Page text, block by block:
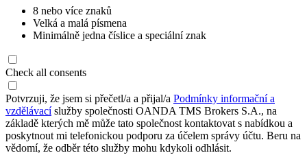
8 nebo více znaků
Velká a malá písmena
Minimálně jedna číslice a speciální znak
Check all consents
Potvrzuji, že jsem si přečetl/a a přijal/a Podmínky informační a
vzdělávacíslužby společnosti OANDA TMS Brokers S.A., na
základě kterých mě může tato společnost kontaktovat s nabídkou a
poskytnout mi telefonickou podporu za účelem správy účtu. Beru na
vědomí, že odběr této služby mohu kdykoli odhlásit.